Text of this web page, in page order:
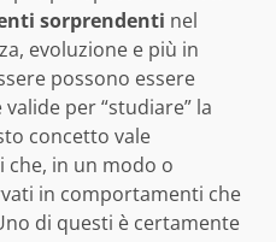
sorprendenti nel
evoluzione e più in
possono essere
per “studiare” la
concetto vale
in un modo o
in comportamenti che
di questi è certamente